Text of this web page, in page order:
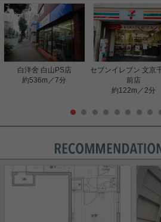
白洋舍 白山PS店
約536m／7分
セブンイレブン 文京
前店
約122m／2分